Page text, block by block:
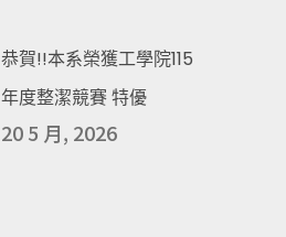
恭賀!!本系榮獲工學院115
年度整潔競賽 特優
20 5 月, 2026